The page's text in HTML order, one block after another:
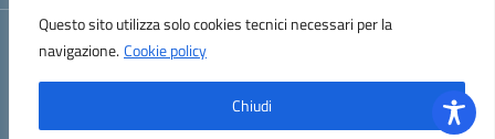
Questo sito utilizza solo cookies tecnici necessari per la
navigazione. Cookie policy
Chiudi
Concept & Design by Designers Italia